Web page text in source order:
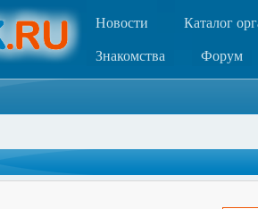
Новости Каталог
Знакомства Форум